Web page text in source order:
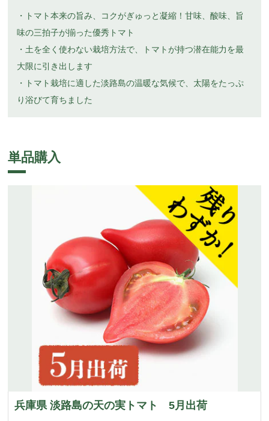
・トマト本来の旨み、コクがぎゅっと凝縮！甘味、酸味、旨
味の三拍子が揃った優秀トマト
・土を全く使わない栽培方法で、トマトが持つ潜在能力を最
大限に引き出します
・トマト栽培に適した淡路島の温暖な気候で、太陽をたっぷ
り浴びて育ちました
単品購入
兵庫県 淡路島の天の実トマト 5月出荷